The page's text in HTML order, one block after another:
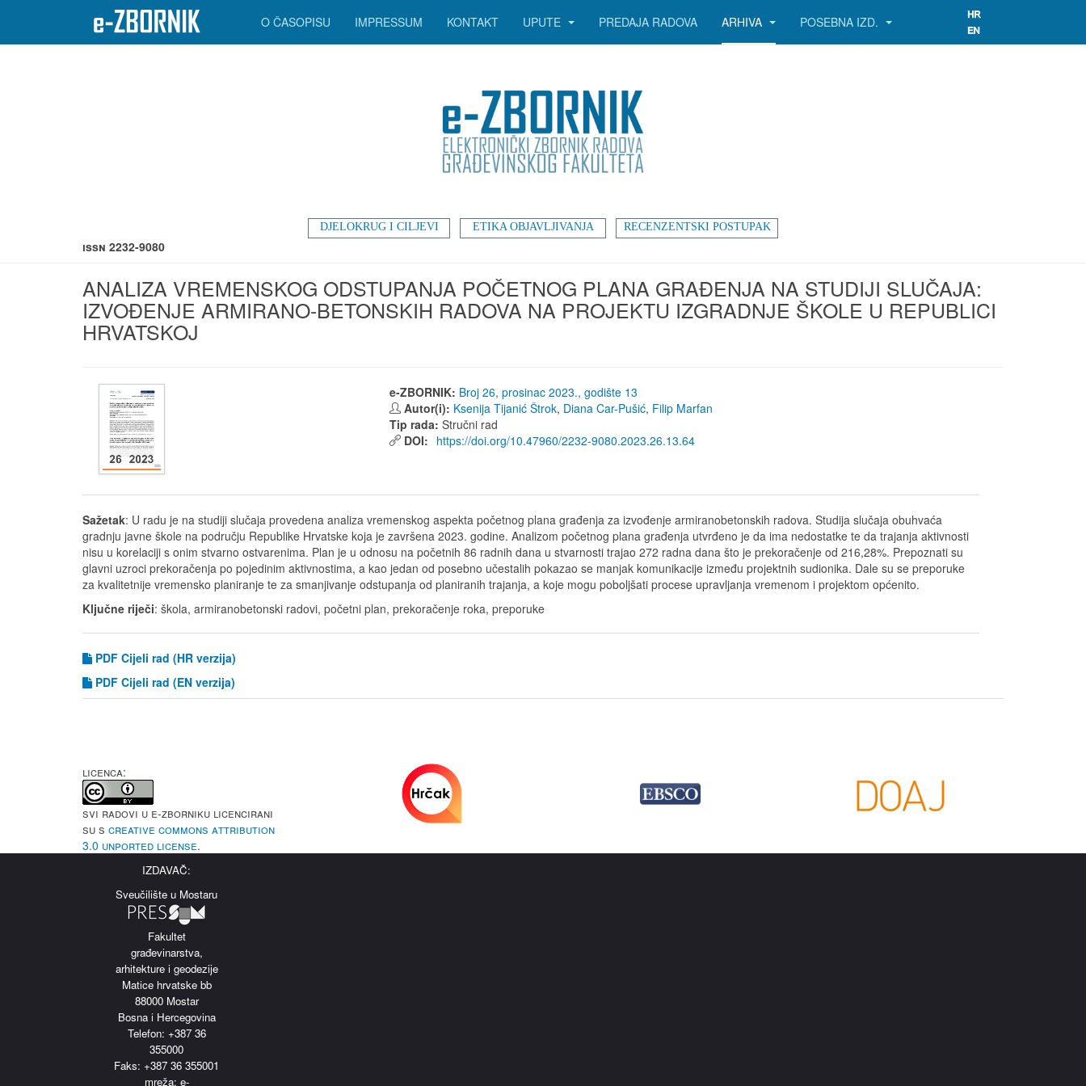
DJELOKRUG I CILJEVI ETIKA OBJAVLJIVANJA RECENZENTSKI POSTUPAK
O ČASOPISU IMPRESSUM KONTAKT UPUTE PREDAJA RADOVA ARHIVA POSEBNA IZD.
ISSN 2232-9080
ANALIZA VREMENSKOG ODSTUPANJA POČETNOG PLANA GRAĐENJA NA STUDIJI SLUČAJA:
IZVOĐENJE ARMIRANO-BETONSKIH RADOVA NA PROJEKTU IZGRADNJE ŠKOLE U REPUBLICI
HRVATSKOJ
e-ZBORNIK: Broj 26, prosinac 2023., godište 13
Autor(i): Ksenija Tijanić Štrok, Diana Car-Pušić, Filip Marfan
Tip rada: Stručni rad
DOI: https://doi.org/10.47960/2232-9080.2023.26.13.64
Sažetak: U radu je na studiji slučaja provedena analiza vremenskog aspekta početnog plana građenja za izvođenje armiranobetonskih radova. Studija slučaja obuhvaća
gradnju javne škole na području Republike Hrvatske koja je završena 2023. godine. Analizom početnog plana građenja utvrđeno je da ima nedostatke te da trajanja aktivnosti
nisu u korelaciji s onim stvarno ostvarenima. Plan je u odnosu na početnih 86 radnih dana u stvarnosti trajao 272 radna dana što je prekoračenje od 216,28%. Prepoznati su
glavni uzroci prekoračenja po pojedinim aktivnostima, a kao jedan od posebno učestalih pokazao se manjak komunikacije između projektnih sudionika. Dale su se preporuke
za kvalitetnije vremensko planiranje te za smanjivanje odstupanja od planiranih trajanja, a koje mogu poboljšati procese upravljanja vremenom i projektom općenito.
Ključne riječi: škola, armiranobetonski radovi, početni plan, prekoračenje roka, preporuke
PDF Cijeli rad (HR verzija)
PDF Cijeli rad (EN verzija)
LICENCA:
Svi radovi u e-Zborniku licencirani
su s Creative Commons Attribution
3.0 Unported License.
IZDAVAČ:
Sveučilište u Mostaru
Fakultet
građevinarstva,
arhitekture i geodezije
Matice hrvatske bb
88000 Mostar
Bosna i Hercegovina
Telefon: +387 36
355000
Faks: +387 36 355001
mreža: e-